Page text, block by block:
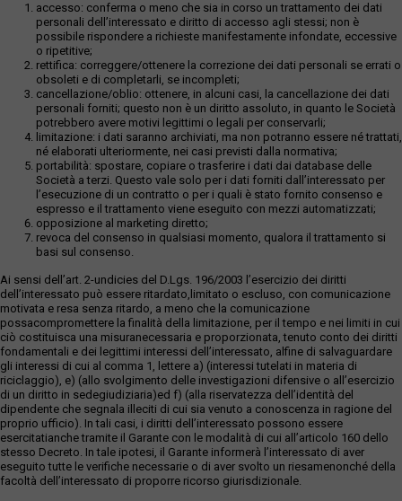
accesso: conferma o meno che sia in corso un trattamento dei dati
personali dell’interessato e diritto di accesso agli stessi; non è
possibile rispondere a richieste manifestamente infondate, eccessive
o ripetitive;
rettifica: correggere/ottenere la correzione dei dati personali se errati o
obsoleti e di completarli, se incompleti;
cancellazione/oblio: ottenere, in alcuni casi, la cancellazione dei dati
personali forniti; questo non è un diritto assoluto, in quanto le Società
potrebbero avere motivi legittimi o legali per conservarli;
limitazione: i dati saranno archiviati, ma non potranno essere né trattati,
né elaborati ulteriormente, nei casi previsti dalla normativa;
portabilità: spostare, copiare o trasferire i dati dai database delle
Società a terzi. Questo vale solo per i dati forniti dall’interessato per
l’esecuzione di un contratto o per i quali è stato fornito consenso e
espresso e il trattamento viene eseguito con mezzi automatizzati;
opposizione al marketing diretto;
revoca del consenso in qualsiasi momento, qualora il trattamento si
basi sul consenso.
Ai sensi dell’art. 2-undicies del D.Lgs. 196/2003 l’esercizio dei diritti
dell’interessato può essere ritardato,limitato o escluso, con comunicazione
motivata e resa senza ritardo, a meno che la comunicazione
possacompromettere la finalità della limitazione, per il tempo e nei limiti in cui
ciò costituisca una misuranecessaria e proporzionata, tenuto conto dei diritti
fondamentali e dei legittimi interessi dell’interessato, alfine di salvaguardare
gli interessi di cui al comma 1, lettere a) (interessi tutelati in materia di
riciclaggio), e) (allo svolgimento delle investigazioni difensive o all’esercizio
di un diritto in sedegiudiziaria)ed f) (alla riservatezza dell’identità del
dipendente che segnala illeciti di cui sia venuto a conoscenza in ragione del
proprio ufficio). In tali casi, i diritti dell’interessato possono essere
esercitatianche tramite il Garante con le modalità di cui all’articolo 160 dello
stesso Decreto. In tale ipotesi, il Garante informerà l’interessato di aver
eseguito tutte le verifiche necessarie o di aver svolto un riesamenonché della
facoltà dell’interessato di proporre ricorso giurisdizionale.